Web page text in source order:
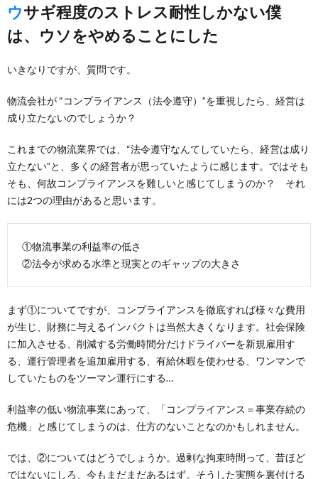
ウサギ程度のストレス耐性しかない僕
は、ウソをやめることにした
いきなりですが、質問です。
物流会社が “コンプライアンス（法令遵守）”を重視したら、経営は
成り立たないのでしょうか？
これまでの物流業界では、“法令遵守なんてしていたら、経営は成り
立たない”と、多くの経営者が思っていたように感じます。ではそも
そも、何故コンプライアンスを難しいと感じてしまうのか？ それ
には2つの理由があると思います。
①物流事業の利益率の低さ
②法令が求める水準と現実とのギャップの大きさ
まず①についてですが、コンプライアンスを徹底すれば様々な費用
が生じ、財務に与えるインパクトは当然大きくなります。社会保険
に加入させる、削減する労働時間分だけドライバーを新規雇用す
る、運行管理者を追加雇用する、有給休暇を使わせる、ワンマンで
していたものをツーマン運行にする…
利益率の低い物流事業にあって、「コンプライアンス＝事業存続の
危機」と感じてしまうのは、仕方のないことなのかもしれません。
では、②についてはどうでしょうか。過剰な拘束時間って、昔ほど
ではないにしろ、今もまだまだあるはず。そうした実態を裏付ける